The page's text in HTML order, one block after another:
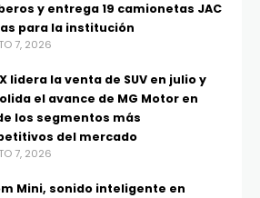
y entrega 19 camionetas JAC
para la institución
7, 2026
lidera la venta de SUV en julio y
el avance de MG Motor en
los segmentos más
del mercado
7, 2026
Mini, sonido inteligente en